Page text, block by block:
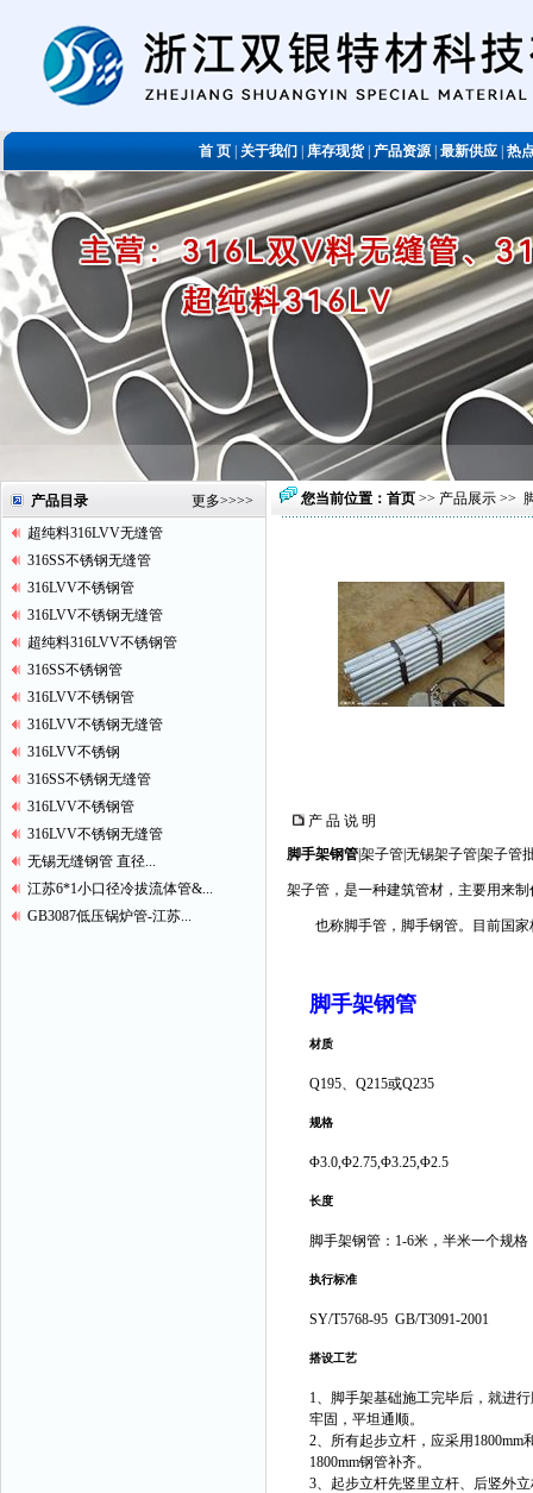
首 页关于我们库存现货|产品资源|最新供应|热
产品目录 更多>>>>
超纯料316LVV无缝管
316SS不锈钢无缝管
316LVV不锈钢管
316LVV不锈钢无缝管
超纯料316LVV不锈钢管
316SS不锈钢管
316LVV不锈钢管
316LVV不锈钢无缝管
316LVV不锈钢
316SS不锈钢无缝管
316LVV不锈钢管
316LVV不锈钢无缝管
无锡无缝钢管 直径...
江苏6*1小口径冷拔流体管&...
GB3087低压锅炉管-江苏...
您当前位置： 首页 >> 产品展示 >>
产 品 说 明
脚手架钢管|架子管|无锡架子管|架子管
架子管，是一种建筑管材，主要用来
也称脚手管，脚手钢管。目前国家
脚手架钢管
材质
Q195、Q215或Q235
规格
Φ3.0,Φ2.75,Φ3.25,Φ2.5
长度
脚手架钢管：1-6米，半米一个规格
执行标准
SY/T5768-95 GB/T3091-2001
搭设工艺
1、脚手架基础施工完毕后，就进
牢固，平坦通顺。
2、所有起步立杆，应采用
1800mm钢管补齐。
3、起步立杆先竖里立杆、后竖外